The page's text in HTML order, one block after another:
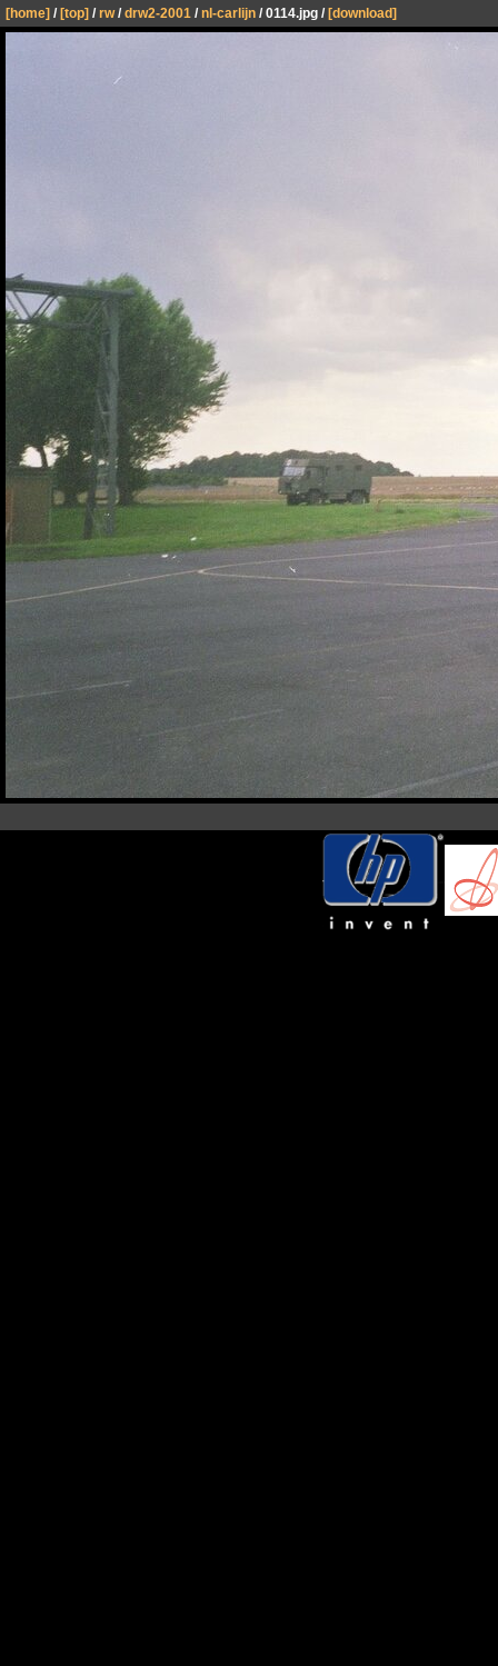
[home] / [top] / rw/ drw2-2001 / nl-carlijn / 0114.jpg / [download]